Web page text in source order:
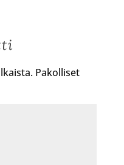
Pakolliset